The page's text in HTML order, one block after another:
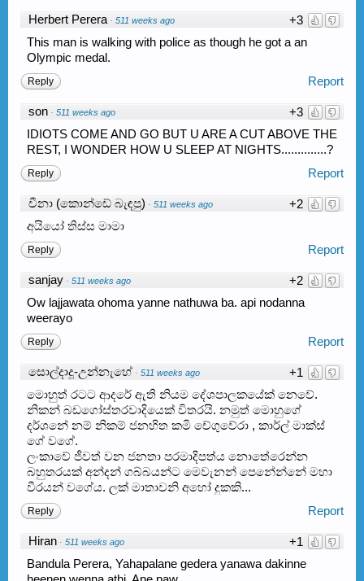
+3
Herbert Perera · 511 weeks ago
This man is walking with police as though he got a an
Olympic medal.
Report
Reply
+3
son · 511 weeks ago
IDIOTS COME AND GO BUT U ARE A CUT ABOVE THE
REST, I WONDER HOW U SLEEP AT NIGHTS..............?
Report
Reply
+2
චීනා (කොන්ඩේ බැඳපු) · 511 weeks ago
අයියෝ තිස්ස මාමා
Report
Reply
+2
sanjay · 511 weeks ago
Ow lajjawata ohoma yanne nathuwa ba. api nodanna
weerayo
Report
Reply
+1
සොල්දාදූ-උන්නැහේ · 511 weeks ago
මොහුත් රටට ආදරේ ඇති නියම දේශපාලකයේක් නෙවේ.
නිකන් බඩගෝස්තරවාදියෙක් විතරයි. නමුත් මොහුගේ
දර්ශනේ නම් නිකම් ජනහිත කමි චේගුවේරා , කාර්ල් මාක්ස්
ගේ වගේ.
ලංකාවේ ජීවත් වන ජනතා පරමාදිපත්ය නොතේරෙන්න
බහුතරයක් අන්දන් ගබ්බයන්ට මෙවැනන් පෙනේන්නේ මහා
වීරයන් වගේය. ලක් මාතාවනි අහෝ දුකකි...
Report
Reply
+1
Hiran · 511 weeks ago
Bandula Perera, Yahapalane gedera yanawa dakinne